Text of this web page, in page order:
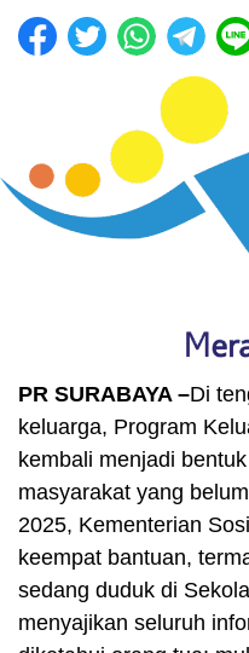
PR SURABAYA –Di
keluarga, Program
kembali menjadi
masyarakat yang
2025, Kementerian
keempat bantuan,
sedang duduk di
menyajikan seluruh